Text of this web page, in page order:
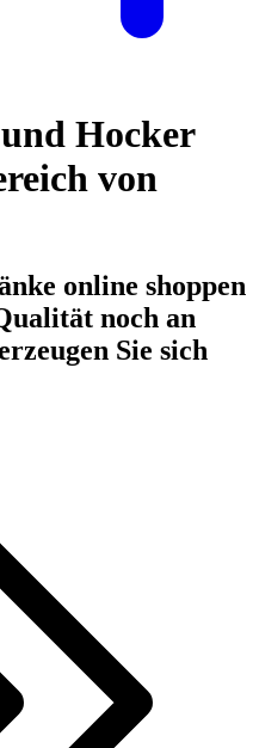
Hocker
von
online shoppen
noch an
Sie sich